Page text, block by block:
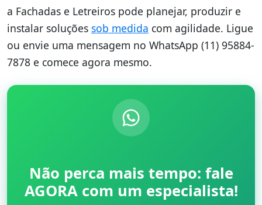
a Fachadas e Letreiros pode planejar, produzir e
instalar soluções sob medida com agilidade. Ligue
ou envie uma mensagem no WhatsApp (11) 95884-
7878 e comece agora mesmo.
Não perca mais tempo: fale
AGORA com um especialista!